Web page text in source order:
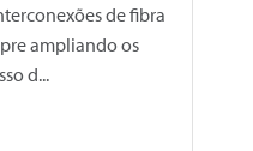
de fibra
ampliando os
d...